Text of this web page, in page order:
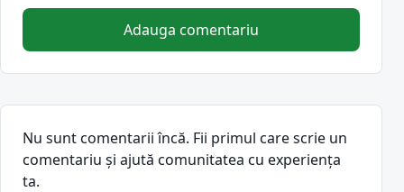
Adauga comentariu
Nu sunt comentarii încă. Fii primul care scrie un
comentariu și ajută comunitatea cu experiența
ta.